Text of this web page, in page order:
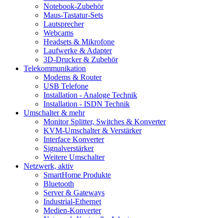
Notebook-Zubehör
Maus-Tastatur-Sets
Lautsprecher
Webcams
Headsets & Mikrofone
Laufwerke & Adapter
3D-Drucker & Zubehör
Telekommunikation
Modems & Router
USB Telefone
Installation - Analoge Technik
Installation - ISDN Technik
Umschalter & mehr
Monitor Splitter, Switches & Konverter
KVM-Umschalter & Verstärker
Interface Konverter
Signalverstärker
Weitere Umschalter
Netzwerk, aktiv
SmartHome Produkte
Bluetooth
Server & Gateways
Industrial-Ethernet
Medien-Konverter